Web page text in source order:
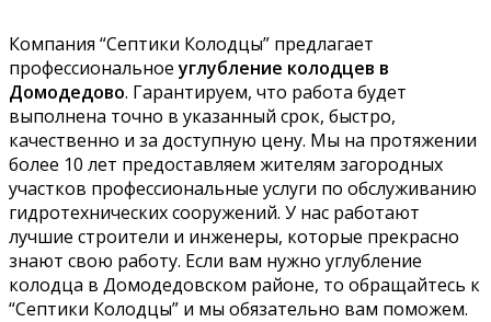
Компания “Септики Колодцы” предлагает
профессиональноеуглубление колодцев в
Домодедово. Гарантируем, что работа будет
выполнена точно в указанный срок, быстро,
качественно и за доступную цену. Мы на протяжении
более 10 лет предоставляем жителям загородных
участков профессиональные услуги по обслуживанию
гидротехнических сооружений. У нас работают
лучшие строители и инженеры, которые прекрасно
знают свою работу. Если вам нужно углубление
колодца в Домодедовском районе, то обращайтесь к
“Септики Колодцы” и мы обязательно вам поможем.